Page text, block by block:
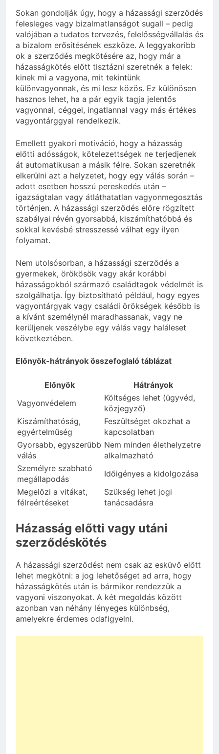
Sokan gondolják úgy, hogy a házassági szerződés
felesleges vagy bizalmatlanságot sugall – pedig
valójában a tudatos tervezés, felelősségvállalás és
a bizalom erősítésének eszköze. A leggyakoribb
ok a szerződés megkötésére az, hogy már a
házasságkötés előtt tisztázni szeretnék a felek:
kinek mi a vagyona, mit tekintünk
különvagyonnak, és mi lesz közös. Ez különösen
hasznos lehet, ha a pár egyik tagja jelentős
vagyonnal, céggel, ingatlannal vagy más értékes
vagyontárggyal rendelkezik.
Emellett gyakori motiváció, hogy a házasság
előtti adósságok, kötelezettségek ne terjedjenek
át automatikusan a másik félre. Sokan szeretnék
elkerülni azt a helyzetet, hogy egy válás során –
adott esetben hosszú pereskedés után –
igazságtalan vagy átláthatatlan vagyonmegosztás
történjen. A házassági szerződés előre rögzített
szabályai révén gyorsabbá, kiszámíthatóbbá és
sokkal kevésbé stresszessé válhat egy ilyen
folyamat.
Nem utolsósorban, a házassági szerződés a
gyermekek, örökösök vagy akár korábbi
házasságokból származó családtagok védelmét is
szolgálhatja. Így biztosítható például, hogy egyes
vagyontárgyak vagy családi örökségek később is
a kívánt személynél maradhassanak, vagy ne
kerüljenek veszélybe egy válás vagy haláleset
következtében.
Előnyök-hátrányok összefoglaló táblázat
Előnyök
Hátrányok
Vagyonvédelem
Költséges lehet (ügyvéd,
közjegyző)
Kiszámíthatóság,
egyértelműség
Feszültséget okozhat a
kapcsolatban
Gyorsabb, egyszerűbb
válás
Nem minden élethelyzetre
alkalmazható
Személyre szabható
megállapodás
Időigényes a kidolgozása
Megelőzi a vitákat,
félreértéseket
Szükség lehet jogi
tanácsadásra
Házasság előtti vagy utáni
szerződéskötés
A házassági szerződést nem csak az esküvő előtt
lehet megkötni: a jog lehetőséget ad arra, hogy
házasságkötés után is bármikor rendezzük a
vagyoni viszonyokat. A két megoldás között
azonban van néhány lényeges különbség,
amelyekre érdemes odafigyelni.